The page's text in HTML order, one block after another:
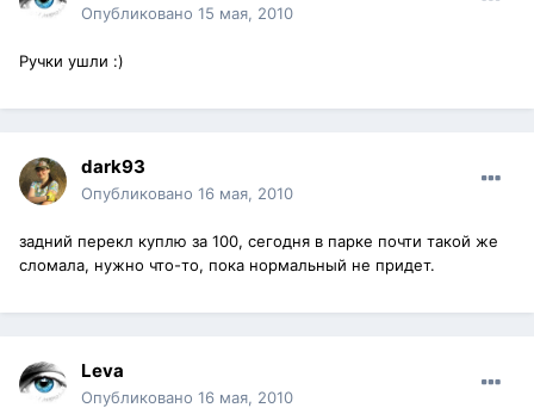
Опубликовано 15 мая, 2010
Ручки ушли :)
dark93
Опубликовано 16 мая, 2010
задний перекл куплю за 100, сегодня в парке почти такой же
сломала, нужно что-то, пока нормальный не придет.
Leva
Опубликовано 16 мая, 2010